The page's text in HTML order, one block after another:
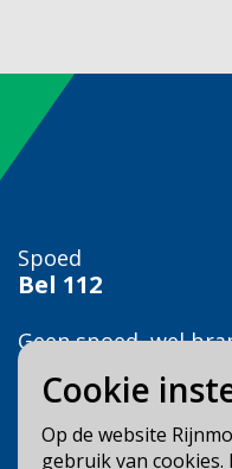
Cookie
Op de website
gebruik van
Spoed
Bel 112
Geen spoed, wel
Bel
Veilig Leven?
Bel 0900-8387